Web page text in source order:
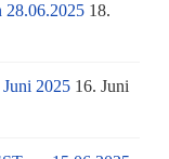
28.06.2025 18.
2025 16. Juni